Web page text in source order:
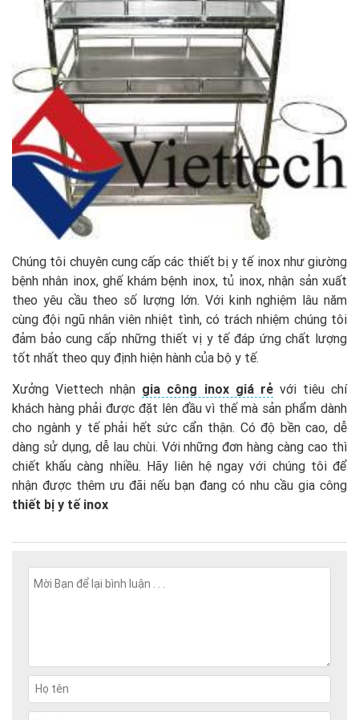
Chúng tôi chuyên cung cấp các thiết bị y tế inox như giường
bệnh nhân inox, ghế khám bệnh inox, tủ inox, nhận sản xuất
theo yêu cầu theo số lượng lớn. Với kinh nghiệm lâu năm
cùng đội ngũ nhân viên nhiệt tình, có trách nhiệm chúng tôi
đảm bảo cung cấp những thiết vị y tế đáp ứng chất lượng
tốt nhất theo quy định hiện hành của bộ y tế.
Xưởng Viettech nhận gia công inox giá rẻvới tiêu chí
khách hàng phải được đặt lên đầu vì thế mà sản phẩm dành
cho ngành y tế phải hết sức cẩn thận. Có độ bền cao, dễ
dàng sử dụng, dễ lau chùi. Với những đơn hàng càng cao thì
chiết khấu càng nhiều. Hãy liên hệ ngay với chúng tôi để
nhận được thêm ưu đãi nếu bạn đang có nhu cầu gia công
thiết bị y tế inox